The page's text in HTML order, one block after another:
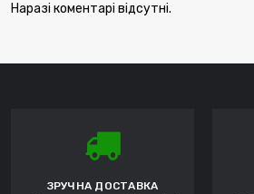
Наразі коментарі відсутні.
ЗРУЧНА ДОСТАВКА